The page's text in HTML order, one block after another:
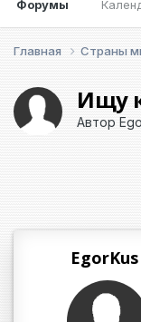
Форумы
Главная Страны
Ищу
Автор
EgorKus